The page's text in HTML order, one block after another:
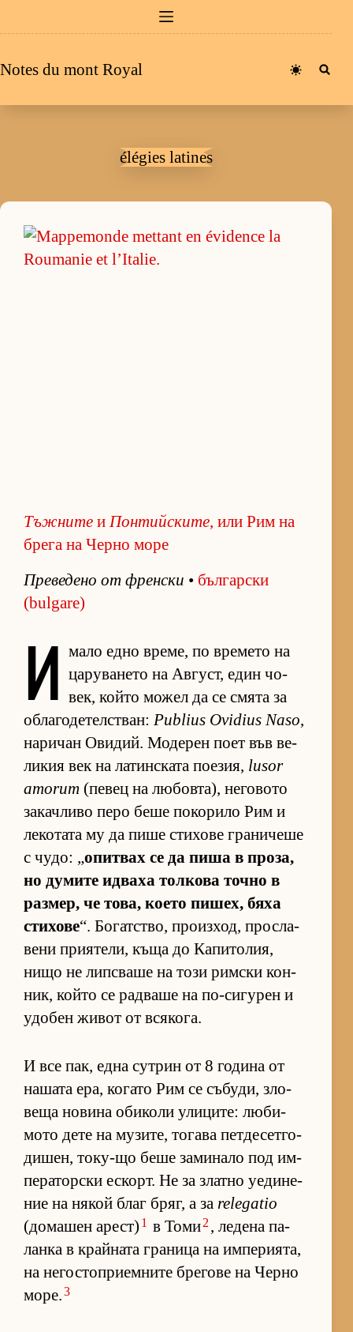
au
Notes du mont Royal
élégies latines
Тъжните и Понтийските, или Рим на
брега на Черно море
Пре­ве­дено от френ­ски • бъл­гар­ски
(bulgare)
И мало едно вре­ме, по вре­мето на
ца­ру­ва­нето на Ав­густ, един чо­
век, който мо­жел да се смята за
об­ла­го­де­тел­с­т­ван: Publius Ovidius Naso,
на­ри­чан Ови­дий. Мо­де­рен поет във ве­
ли­кия век на ла­тин­с­ката по­е­зия, lusor
amorum (пе­вец на лю­бов­та), не­го­вото
за­кач­ливо перо беше по­ко­рило Рим и
ле­ко­тата му да пише сти­хове гра­ни­чеше
с чу­до: „опит­вах се да пиша в про­за,
но ду­мите ид­ваха тол­кова точно в
раз­мер, че то­ва, ко­ето пи­шех, бяха
сти­хове“. Бо­гат­с­тво, про­из­ход, прос­ла­
вени при­я­те­ли, къща до Ка­пи­то­лия,
нищо не лип­с­ваше на този рим­ски кон­
ник, който се рад­ваше на по-си­гу­рен и
удо­бен жи­вот от вся­ко­га.
И все пак, една сут­рин от 8 го­дина от
на­шата ера, ко­гато Рим се съ­бу­ди, зло­
веща но­вина оби­коли ули­ци­те: лю­би­
мото дете на му­зи­те, то­гава пет­де­сет­го­
ди­шен, то­ку-що беше за­ми­нало под им­
пе­ра­тор­ски ес­корт. Не за златно уе­ди­не­
ние на ня­кой благ бряг, а за relegatio
(до­ма­шен арест) 1 в Томи2 , ле­дена па­
ланка в край­ната гра­ница на им­пе­ри­я­та,
на не­гос­топ­ри­ем­ните бре­гове на Черно
мо­ре.3